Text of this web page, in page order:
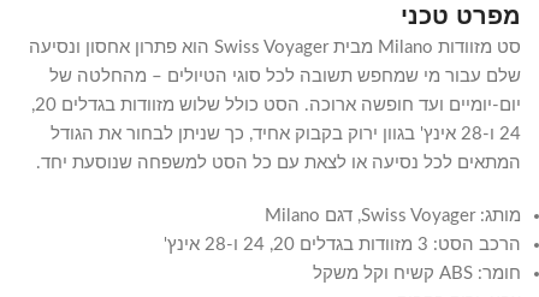
מפרט טכני
סט מזוודות Milano מבית Swiss Voyager הוא פתרון אחסון ונסיעה
שלם עבור מי שמחפש תשובה לכל סוגי הטיולים – מהחלטה של
יום-יומיים ועד חופשה ארוכה. הסט כולל שלוש מזוודות בגדלים 20,
24 ו-28 אינץ' בגוון ירוק בקבוק אחיד, כך שניתן לבחור את הגודל
המתאים לכל נסיעה או לצאת עם כל הסט למשפחה שנוסעת יחד.
מותג: Swiss Voyager, דגם Milano
הרכב הסט: 3 מזוודות בגדלים 20, 24 ו-28 אינץ'
חומר: ABS קשיח וקל משקל